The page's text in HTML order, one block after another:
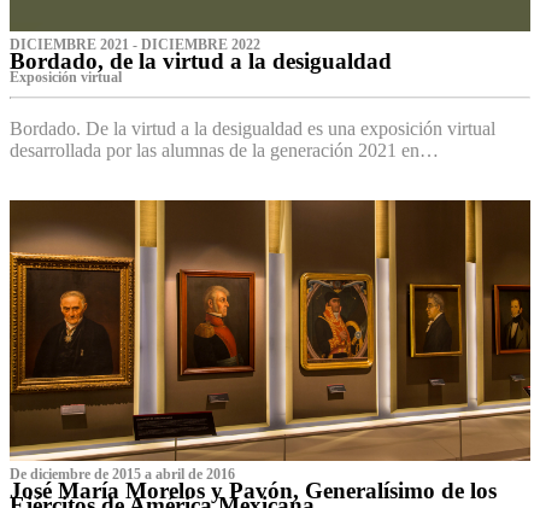
DICIEMBRE 2021 - DICIEMBRE 2022
Bordado, de la virtud a la desigualdad
Exposición virtual‌
Bordado. De la virtud a la desigualdad es una exposición virtual
desarrollada por las alumnas de la generación 2021 en…
De diciembre de 2015 a abril de 2016
José María Morelos y Pavón, Generalísimo de los